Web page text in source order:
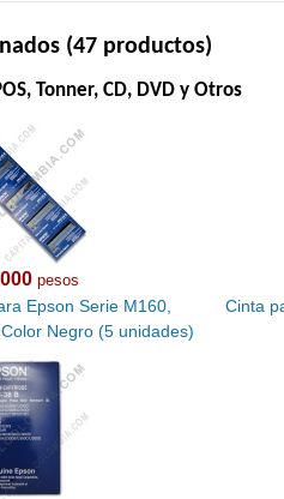
(47 productos)
Tonner, CD, DVD y Otros
pesos
Epson Serie M160,
Negro (5 unidades)
Cinta